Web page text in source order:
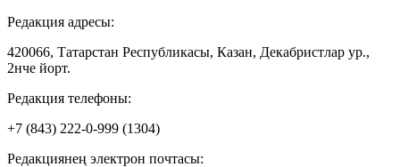
Редакция адресы:
420066, Татарстан Республикасы, Казан, Декабристлар ур.,
2нче йорт.
Редакция телефоны:
+7 (843) 222-0-999 (1304)
Редакциянең электрон почтасы: